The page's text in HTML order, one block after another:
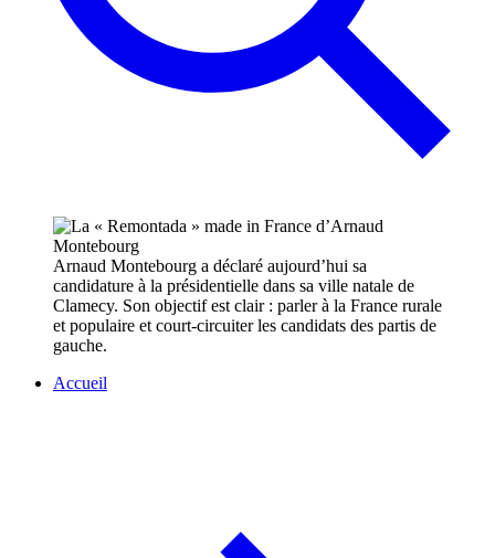
Arnaud Montebourg a déclaré aujourd’hui sa
candidature à la présidentielle dans sa ville natale de
Clamecy. Son objectif est clair : parler à la France rurale
et populaire et court-circuiter les candidats des partis de
gauche.
Accueil